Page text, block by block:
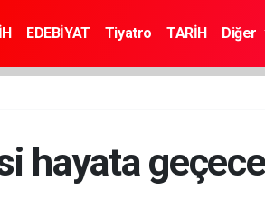
EDEBİYAT Tiyatro TARİH Diğer
hayata